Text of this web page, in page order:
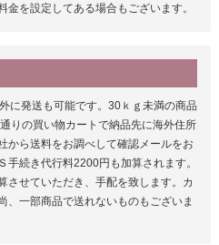
を設定してある場合もございます。
に発送も可能です。30ｋｇ未満の商品
りの買い物カートで納品先に海外住所
から送料をお調べして確認メールをお
続き代行料2200円も加算されます。
させていただき、手配を致します。カ
、一部商品で送れないものもございま